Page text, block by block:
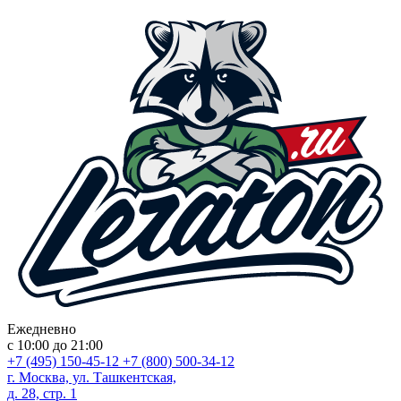
Ежедневно
с 10:00 до 21:00
+7 (495) 150-45-12 +7 (800) 500-34-12
г. Москва, ул. Ташкентская,
д. 28, стр. 1